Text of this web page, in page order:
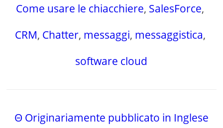
Come usare le chiacchiere, SalesForce,
CRM, Chatter, messaggi, messaggistica,
software cloud
Θ Originariamente pubblicato in Inglese